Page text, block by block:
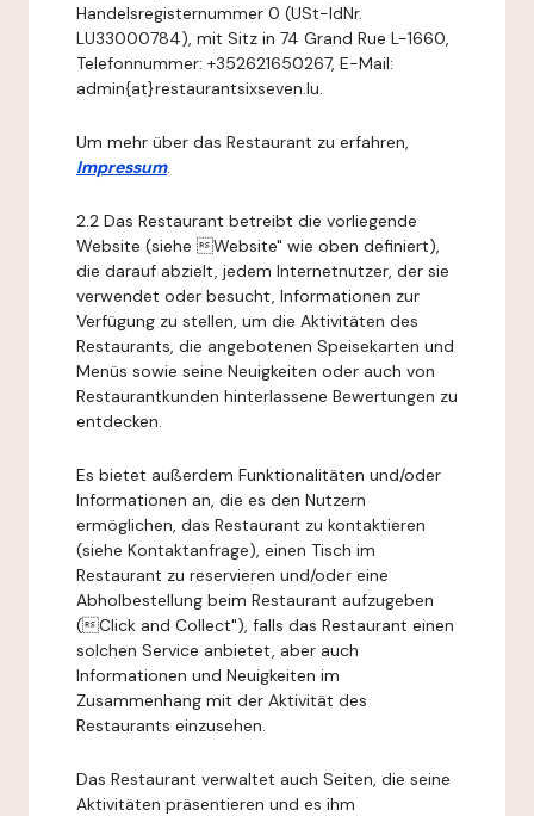
Handelsregisternummer 0 (USt-IdNr.
LU33000784), mit Sitz in 74 Grand Rue L-1660,
Telefonnummer: +352621650267, E-Mail:
admin{at}restaurantsixseven.lu.
Um mehr über das Restaurant zu erfahren,
Impressum.
2.2 Das Restaurant betreibt die vorliegende
Website (siehe Website" wie oben definiert),
die darauf abzielt, jedem Internetnutzer, der sie
verwendet oder besucht, Informationen zur
Verfügung zu stellen, um die Aktivitäten des
Restaurants, die angebotenen Speisekarten und
Menüs sowie seine Neuigkeiten oder auch von
Restaurantkunden hinterlassene Bewertungen zu
entdecken.
Es bietet außerdem Funktionalitäten und/oder
Informationen an, die es den Nutzern
ermöglichen, das Restaurant zu kontaktieren
(siehe Kontaktanfrage), einen Tisch im
Restaurant zu reservieren und/oder eine
Abholbestellung beim Restaurant aufzugeben
(Click and Collect"), falls das Restaurant einen
solchen Service anbietet, aber auch
Informationen und Neuigkeiten im
Zusammenhang mit der Aktivität des
Restaurants einzusehen.
Das Restaurant verwaltet auch Seiten, die seine
Aktivitäten präsentieren und es ihm